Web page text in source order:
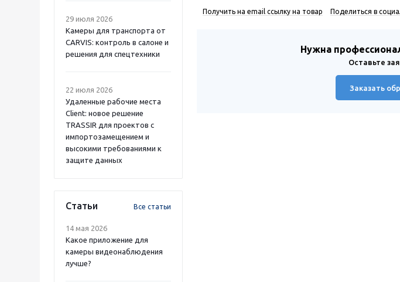
29 июля 2026
Камеры для транспорта от
CARVIS: контроль в салоне и
решения для спецтехники
22 июля 2026
Удаленные рабочие места
Client: новое решение
TRASSIR для проектов с
импортозамещением и
высокими требованиями к
защите данных
Статьи Все статьи
14 мая 2026
Какое приложение для
камеры видеонаблюдения
лучше?
Получить на email ссылку на товар Поделиться в
Нужна
Оставьте
Заказать